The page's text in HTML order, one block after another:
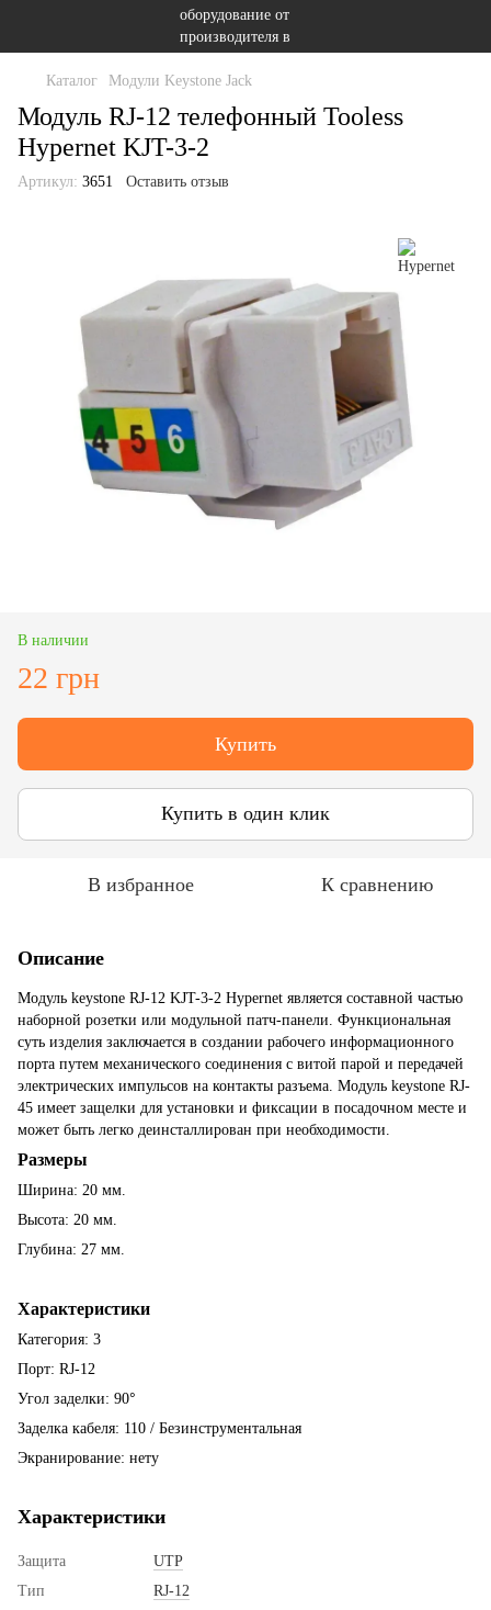
Каталог Модули Keystone Jack
Модуль RJ-12 телефонный Tooless
Hypernet KJT-3-2
Артикул: 3651 Оставить отзыв
В наличии
22 грн
Купить
Купить в один клик
В избранное К сравнению
Описание
Модуль keystone RJ-12 KJT-3-2 Hypernet является составной частью
наборной розетки или модульной патч-панели. Функциональная
суть изделия заключается в создании рабочего информационного
порта путем механического соединения с витой парой и передачей
электрических импульсов на контакты разъема. Модуль keystone RJ-
45 имеет защелки для установки и фиксации в посадочном месте и
может быть легко деинсталлирован при необходимости.
Размеры
Ширина: 20 мм.
Высота: 20 мм.
Глубина: 27 мм.
Характеристики
Категория: 3
Порт: RJ-12
Угол заделки: 90°
Заделка кабеля: 110 / Безинструментальная
Экранирование: нету
Характеристики
Защита
UTP
Тип
RJ-12